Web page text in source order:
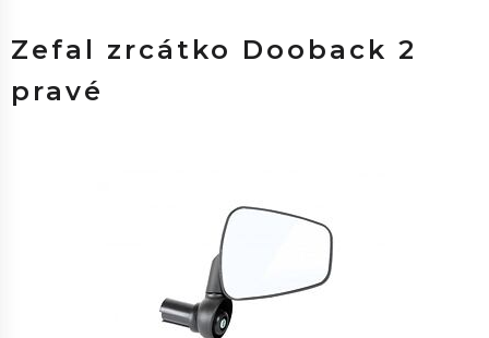
Zefal zrcátko Dooback 2
pravé